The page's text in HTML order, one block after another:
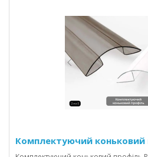
Комплектуючий коньковий